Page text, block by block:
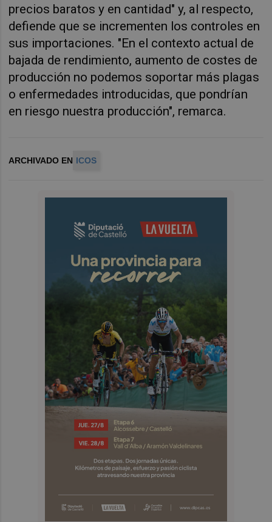
precios baratos y en cantidad" y, al respecto,
defiende que se incrementen los controles en
sus importaciones. "En el contexto actual de
bajada de rendimiento, aumento de costes de
producción no podemos soportar más plagas
o enfermedades introducidas, que pondrían
en riesgo nuestra producción", remarca.
ARCHIVADO EN ICOS